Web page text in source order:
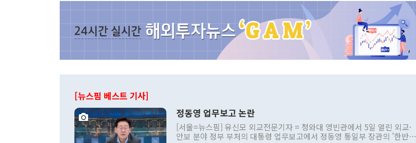
[뉴스핌 베스트 기사]
정동영 업무보고 논란
[서울=뉴스핌] 유신모 외교전문기자 = 청와대 영빈관에서 5일 열린 외교·
안보 분야 정부 부처의 대통령 업무보고에서 정동영 통일부 장관의 '한반도